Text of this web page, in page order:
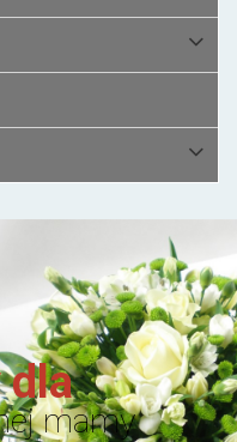
dla
mamy